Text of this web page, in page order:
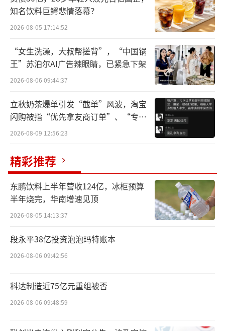
投资设立总规模达22.34亿元的中信万科消费基
础设施基金。而在此之前，万科就已发起了包
括商业REIT、保障性租赁住房REIT和物流仓储
REIT在内的多款基金。
现如今，在行业景气度低迷状态下，万科
司经营现金流与筹资现金流均大幅流出，且公
司现有的货币资金总规模也仅为长期借款和应
如此情形下，万科通过设立REIT、担保贷
款、卖出优质资产股权等多个方式进行化
债“过冬”。
万聚盈通、深圳万科与中信金石、中信证券投
资等机构共同投资设立中信万科消费基础设施
知名饮料巨鳄悲情落幕？
2026-08-05 17:14:52
“女生洗澡，大叔帮搓背”，“中国锅
王”苏泊尔AI广告辣眼睛，已紧急下架
2026-08-06 09:44:37
立秋奶茶爆单引发“截单”风波，淘宝
闪购被指“优先拿友商订单”、“专挑
贵的拿”
2026-08-09 12:56:23
精彩推荐
东鹏饮料上半年营收124亿，冰柜预算
半年烧完，华南增速见顶
2026-08-05 14:13:37
段永平38亿投资泡泡玛特账本
2026-08-06 09:42:56
科达制造近75亿元重组被否
2026-08-06 09:48:59